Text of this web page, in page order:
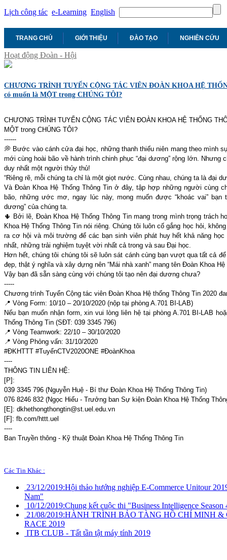
Lịch công tác e-Learning English
TRANG CHỦ GIỚI THIỆU ĐÀO TẠO NGHIÊN CỨU
Hoạt động Đoàn - Hội
CHƯƠNG TRÌNH TUYỂN CỘNG TÁC VIÊN ĐOÀN KHOA HỆ
có muốn là MỘT trong CHÚNG TÔI?
CHƯƠNG TRÌNH TUYỂN CỘNG TÁC VIÊN ĐOÀN KHOA HỆ THỐNG
MỘT trong CHÚNG TÔI?
------
💭 Bước vào cánh cửa đại học, những thanh thiếu niên mang theo mình
mới cùng hoài bão về hành trình chinh phục “đại dương” rộng lớn.
duy nhất một người thủy thủ!
“Riêng rẽ, mỗi chúng ta chỉ là một giọt nước. Cùng nhau, chúng ta là đại
Và Đoàn Khoa Hệ Thống Thông Tin ở đây, tập hợp những người cùng
bão, những ước mơ, ngay lúc này, mong muốn được “khoác vai” bạn
dương” của chúng ta.
🌵 Bởi lẽ, Đoàn Khoa Hệ Thống Thông Tin mang trong mình trọng trách
Khoa Hệ Thống Thông Tin nói riêng. Chúng tôi luôn cố gắng học hỏi,
ra cơ hội và môi trường để các bạn sinh viên phát huy hết khả năng
nhất, những trải nghiệm tuyệt vời nhất cả trong và sau Đại học.
Hơn hết, chúng tôi chúng tôi sẽ luôn sát cánh cùng bạn vượt qua tất cả
đẹp, thật ý nghĩa và xây dựng nên “Mái nhà xanh” mang tên Đoàn Khoa
Vậy bạn đã sẵn sàng cùng với chúng tôi tạo nên đại dương chưa?
-----
Chương trình Tuyển Cộng tác viên Đoàn Khoa Hệ thống Thông Tin 2020
📍 Vòng Form: 10/10 – 20/10/2020 (nộp tại phòng A.701 BI-LAB)
Nếu bạn muốn nhận form, xin vui lòng liên hệ tại phòng A.701 BI-LAB
Thống Thông Tin (SĐT: 039 3345 796)
📍 Vòng Teamwork: 22/10 – 30/10/2020
📍 Vòng Phỏng vấn: 31/10/2020
#ĐKHTTT #TuyểnCTV2020ONE #ĐoànKhoa
----
THÔNG TIN LIÊN HỆ:
[P]:
039 3345 796 (Nguyễn Huệ - Bí thư Đoàn Khoa Hệ Thống Thông Tin)
076 8246 832‭‬ (Ngọc Hiếu - Trưởng ban Sự kiện Đoàn Khoa Hệ Thống
[E]: dkhethongthongtin@st.uel.edu.vn
[F]: fb.com/httt.uel
----
Ban Truyền thông - Kỹ thuật Đoàn Khoa Hệ Thống Thông Tin
Các Tin Khác :
23/12/2019:Hội thảo hướng nghiệp E-Commerce Unitour
Nam"
10/12/2019:Chung kết cuộc thi "Business Intelligence
21/08/2019:HÀNH TRÌNH BẢO TÀNG HỒ CHÍ MINH
RACE 2019
ITB CLUB - Tất tần tật máy tính 2019